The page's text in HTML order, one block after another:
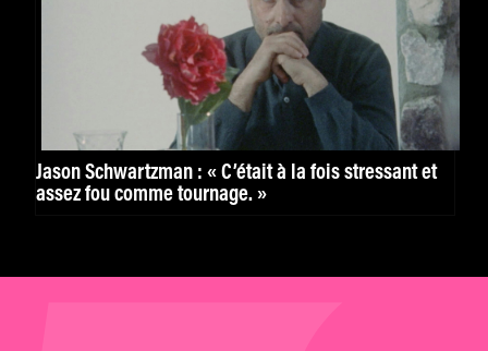
Jason Schwartzman : « C’était à la fois stressant et
assez fou comme tournage. »